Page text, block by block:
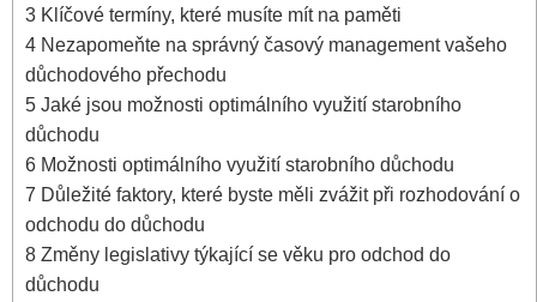
3 Klíčové termíny, které musíte mít na paměti
4 Nezapomeňte na správný časový management vašeho
důchodového přechodu
5 Jaké jsou možnosti optimálního využití starobního
důchodu
6 Možnosti optimálního využití starobního důchodu
7 Důležité faktory, které byste měli zvážit při rozhodování o
odchodu do důchodu
8 Změny legislativy týkající se věku pro odchod do
důchodu